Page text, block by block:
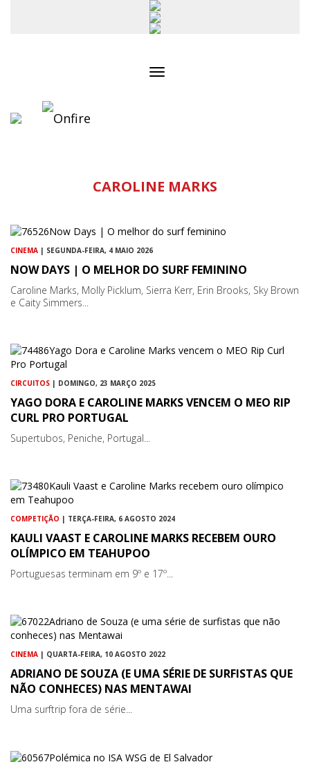
CAROLINE MARKS
CINEMA | SEGUNDA-FEIRA, 4 MAIO 2026
NOW DAYS | O MELHOR DO SURF FEMININO
Caroline Marks, Molly Picklum, Sierra Kerr, Erin Brooks, Sky Brown
e Caity Simmers...
CIRCUITOS | DOMINGO, 23 MARÇO 2025
YAGO DORA E CAROLINE MARKS VENCEM O MEO RIP
CURL PRO PORTUGAL
Supertubos, Peniche, Portugal...
COMPETIÇÃO | TERÇA-FEIRA, 6 AGOSTO 2024
KAULI VAAST E CAROLINE MARKS RECEBEM OURO
OLÍMPICO EM TEAHUPOO
Portuguesas terminam em 9º e 17º...
CINEMA | QUARTA-FEIRA, 10 AGOSTO 2022
ADRIANO DE SOUZA (E UMA SÉRIE DE SURFISTAS QUE
NÃO CONHECES) NAS MENTAWAI
Uma surftrip fora de série...